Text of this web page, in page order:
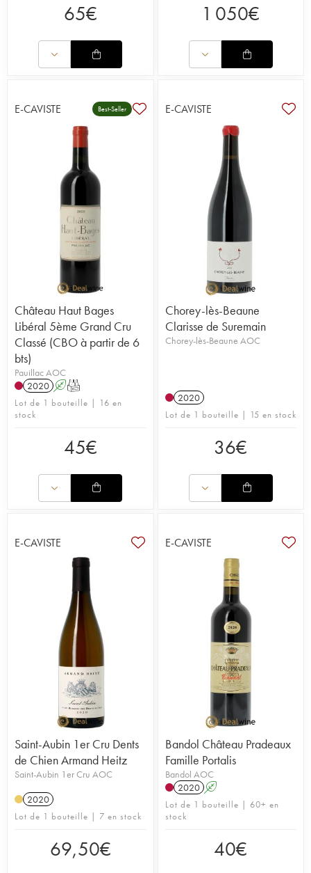
65€ 1 050€
E-CAVISTE Best-Seller
Château Haut Bages
Libéral 5ème Grand Cru
Classé (CBO à partir de 6
bts)
Pauillac AOC
2020 AT
Lot de 1 bouteille | 16 en
stock
45€
E-CAVISTE
Chorey-lès-Beaune
Clarisse de Suremain
Chorey-lès-Beaune AOC
2020
Lot de 1 bouteille | 15 en stock
36€
E-CAVISTE
Saint-Aubin 1er Cru Dents
de Chien Armand Heitz
Saint-Aubin 1er Cru AOC
2020
Lot de 1 bouteille | 7 en stock
69,50€
E-CAVISTE
Bandol Château Pradeaux
Famille Portalis
Bandol AOC
2020 A
Lot de 1 bouteille | 60+ en
stock
40€